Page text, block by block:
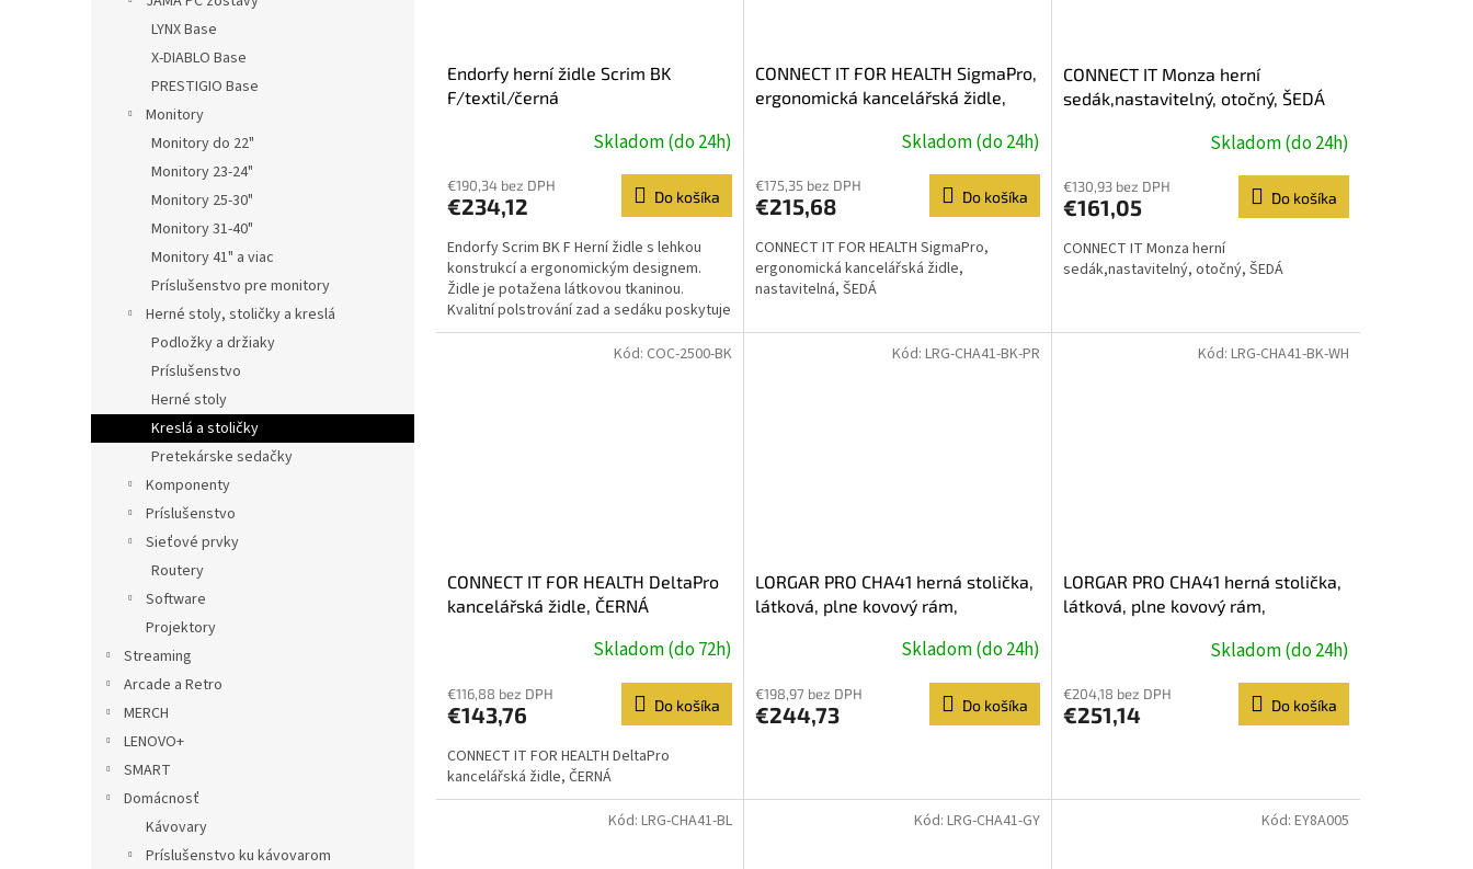
LYNX Base
X-DIABLO Base
PRESTIGIO Base
Monitory
Monitory do 22"
Monitory 23-24"
Monitory 25-30"
Monitory 31-40"
Monitory 41" a viac
Príslušenstvo pre monitory
Herné stoly, stoličky a kreslá
Podložky a držiaky
Príslušenstvo
Herné stoly
Kreslá a stoličky
Pretekárske sedačky
Komponenty
Príslušenstvo
Sieťové prvky
Routery
Software
Projektory
Streaming
Arcade a Retro
MERCH
LENOVO+
SMART
Domácnosť
Kávovary
Príslušenstvo ku kávovarom
Endorfy herní židle Scrim BK
F/textil/černá
Skladom (do 24h)
€190,34 bez DPH
€234,12 Do košíka
Endorfy Scrim BK F Herní židle s lehkou
konstrukcí a ergonomickým designem.
Židle je potažena látkovou tkaninou.
Kvalitní polstrování zad a sedáku poskytuje
dobrou oporu a...
CONNECT IT FOR HEALTH SigmaPro,
ergonomická kancelářská židle,
Skladom (do 24h)
€175,35 bez DPH
€215,68 Do košíka
CONNECT IT FOR HEALTH SigmaPro,
ergonomická kancelářská židle,
nastavitelná, ŠEDÁ
CONNECT IT Monza herní
sedák,nastavitelný, otočný, ŠEDÁ
Skladom (do 24h)
€130,93 bez DPH
€161,05 Do košíka
CONNECT IT Monza herní
sedák,nastavitelný, otočný, ŠEDÁ
CONNECT IT FOR HEALTH DeltaPro
kancelářská židle, ČERNÁ
Skladom (do 72h)
€116,88 bez DPH
€143,76 Do košíka
CONNECT IT FOR HEALTH DeltaPro
kancelářská židle, ČERNÁ
Kód: COC-2500-BK
LORGAR PRO CHA41 herná stolička,
látková, plne kovový rám,
nosnosť 150 kg, čierno fialová
Skladom (do 24h)
€198,97 bez DPH
€244,73 Do košíka
Kód: LRG-CHA41-BK-PR
LORGAR PRO CHA41 herná stolička,
látková, plne kovový rám,
nosnosť 150 kg, čierno bielaSkladom (do 24h)
€204,18 bez DPH
€251,14 Do košíka
Kód: LRG-CHA41-BK-WH
Kód: LRG-CHA41-BL Kód: LRG-CHA41-GY Kód: EY8A005